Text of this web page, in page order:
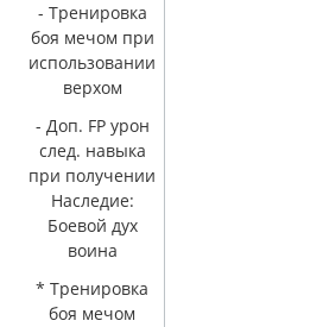
- Тренировка
боя мечом при
использовании
верхом
- Доп. FP урон
след. навыка
при получении
Наследие:
Боевой дух
воина
* Тренировка
боя мечом